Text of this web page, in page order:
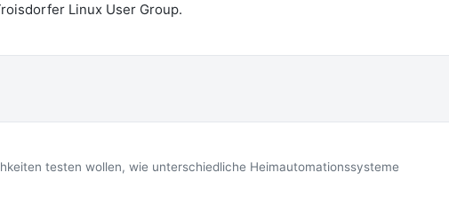
Linux User Group.
testen wollen, wie unterschiedliche Heimautomationssysteme